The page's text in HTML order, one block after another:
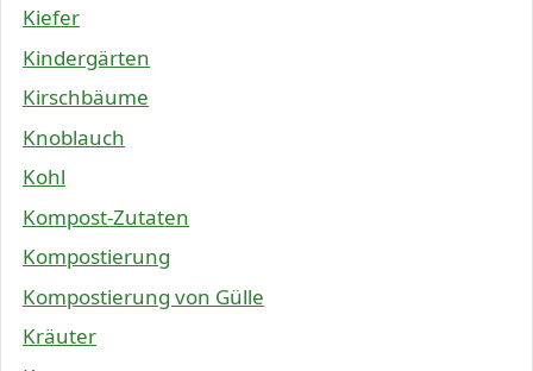
Kiefer
Kindergärten
Kirschbäume
Knoblauch
Kohl
Kompost-Zutaten
Kompostierung
Kompostierung von Gülle
Kräuter